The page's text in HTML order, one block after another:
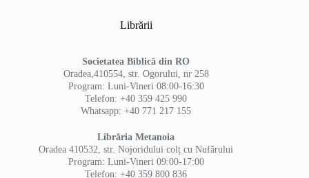
Librării
Societatea Biblică din RO
Oradea,410554, str. Ogorului, nr 258
Program: Luni-Vineri 08:00-16:30
Telefon: +40 359 425 990
Whatsapp: +40 771 217 155
Librăria Metanoia
Oradea 410532, str. Nojoridului colț cu Nufărului
Program: Luni-Vineri 09:00-17:00
Telefon: +40 359 800 836